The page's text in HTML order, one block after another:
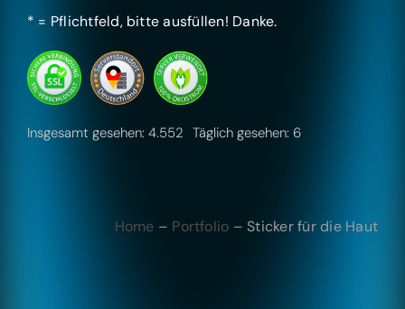
* = Pflichtfeld, bitte ausfüllen! Danke.
Insgesamt gesehen: 4.552 Täglich gesehen: 6
Home – Portfolio –Sticker für die Haut